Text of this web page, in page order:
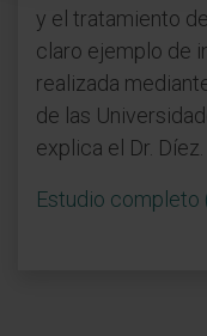
y el tratamiento
claro ejemplo de
realizada
de las
explica el Dr. Díez.
Estudio completo